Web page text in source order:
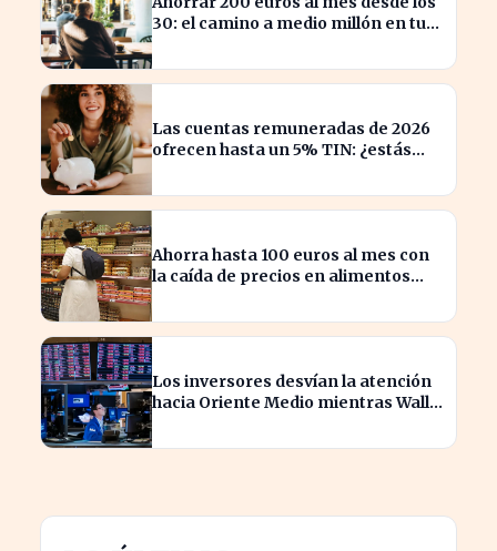
30: el camino a medio millón en tu
Las cuentas remuneradas de 2026
ofrecen hasta un 5% TIN: ¿estás
Ahorra hasta 100 euros al mes con
la caída de precios en alimentos
Los inversores desvían la atención
hacia Oriente Medio mientras Wall